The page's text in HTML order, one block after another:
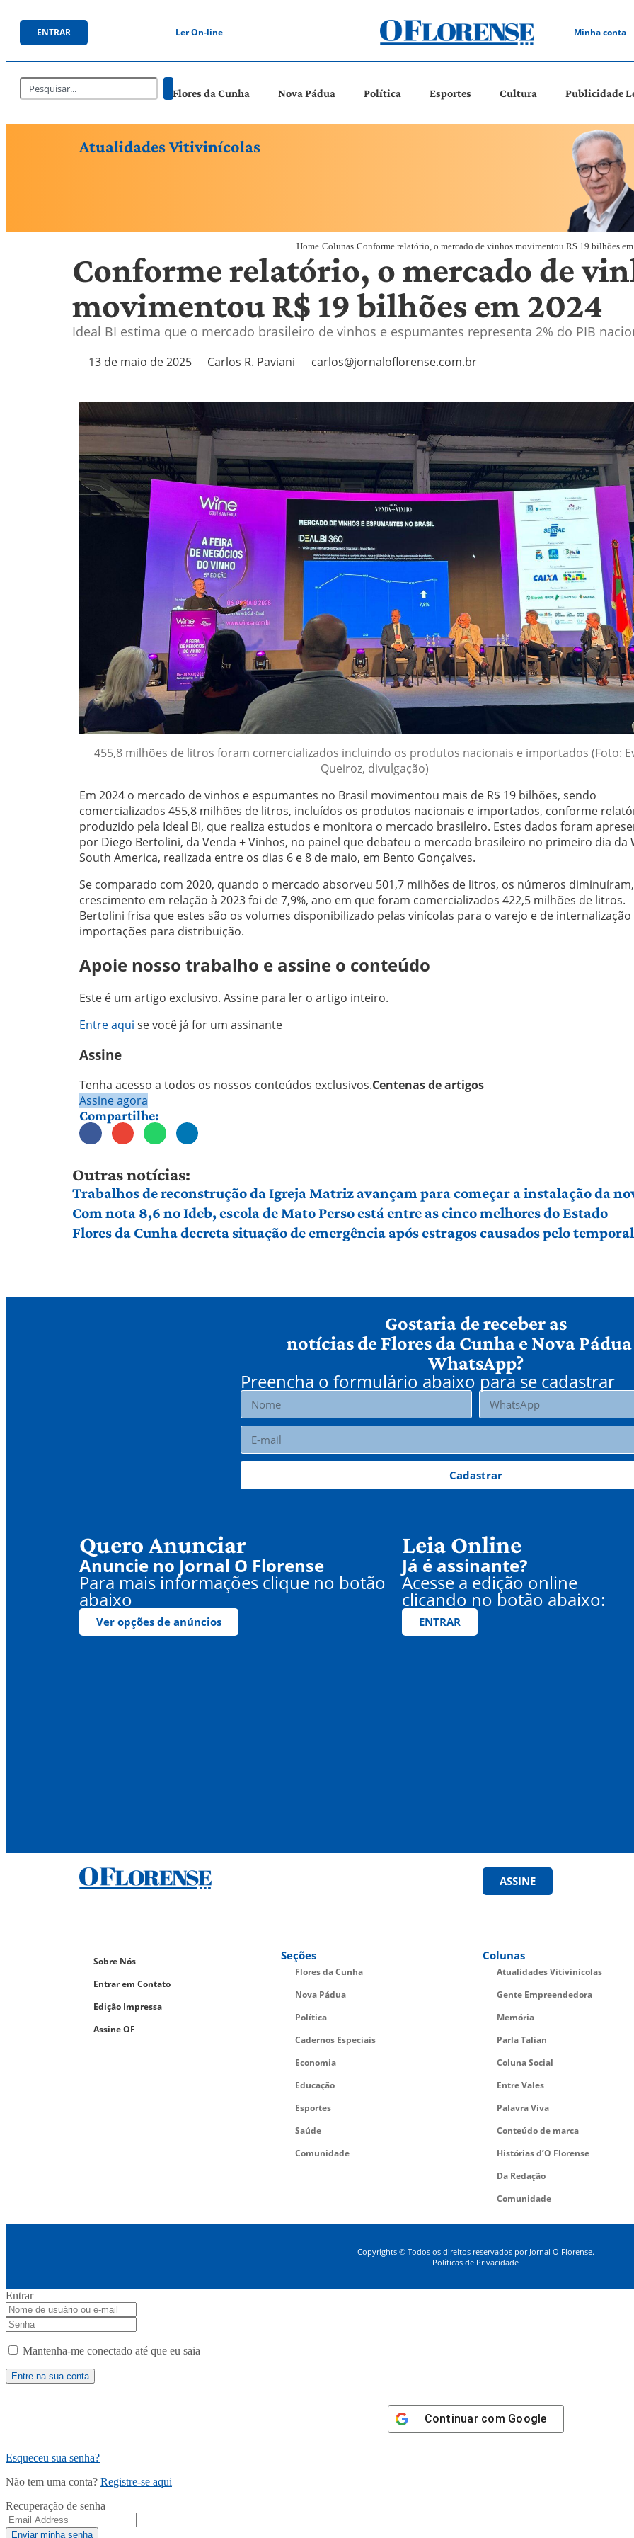
ENTRAR Ler On-line Minha conta
Flores da Cunha Nova Pádua Política Esportes Cultura Publicidade
Atualidades Vitivinícolas
Home Colunas Conforme relatório, o mercado de vinhos movimentou R$ 19 bilhões
Conforme relatório, o mercado de
movimentou R$ 19 bilhões em 2024
Ideal BI estima que o mercado brasileiro de vinhos e espumantes representa 2% do PIB
13 de maio de 2025 Carlos R. Paviani carlos@jornaloflorense.com.br
455,8 milhões de litros foram comercializados incluindo os produtos nacionais e importados (Foto:
Queiroz, divulgação)
Em 2024 o mercado de vinhos e espumantes no Brasil movimentou mais de R$ 19 bilhões, sendo
comercializados 455,8 milhões de litros, incluídos os produtos nacionais e importados, conforme
produzido pela Ideal BI, que realiza estudos e monitora o mercado brasileiro. Estes dados foram
por Diego Bertolini, da Venda + Vinhos, no painel que debateu o mercado brasileiro no primeiro dia da
South America, realizada entre os dias 6 e 8 de maio, em Bento Gonçalves.
Se comparado com 2020, quando o mercado absorveu 501,7 milhões de litros, os números
crescimento em relação à 2023 foi de 7,9%, ano em que foram comercializados 422,5 milhões de litros.
Bertolini frisa que estes são os volumes disponibilizado pelas vinícolas para o varejo e de internalização
importações para distribuição.
Apoie nosso trabalho e assine o conteúdo
Este é um artigo exclusivo. Assine para ler o artigo inteiro.
Entre aqui se você já for um assinante
Assine
Tenha acesso a todos os nossos conteúdos exclusivos.Centenas de artigos
Assine agora
Compartilhe:
Outras notícias:
Trabalhos de reconstrução da Igreja Matriz avançam para começar a instalação da
Com nota 8,6 no Ideb, escola de Mato Perso está entre as cinco melhores do Estado
Flores da Cunha decreta situação de emergência após estragos causados pelo
Gostaria de receber as
notícias de Flores da Cunha e Nova
WhatsApp?
Preencha o formulário abaixo para se cadastrar
Cadastrar
Quero Anunciar
Anuncie no Jornal O Florense
Para mais informações clique no botão
abaixo
Ver opções de anúncios
Leia Online
Já é assinante?
Acesse a edição online
clicando no botão abaixo:
ENTRAR
ASSINE
Sobre Nós
Entrar em Contato
Edição Impressa
Assine OF
Seções
Flores da Cunha
Nova Pádua
Política
Cadernos Especiais
Economia
Educação
Esportes
Saúde
Comunidade
Colunas
Atualidades Vitivinícolas
Gente Empreendedora
Memória
Parla Talian
Coluna Social
Entre Vales
Palavra Viva
Conteúdo de marca
Histórias d’O Florense
Da Redação
Comunidade
Copyrights © Todos os direitos reservados por Jornal O Florense.
Políticas de Privacidade
Entrar
Mantenha-me conectado até que eu saia
Continuar com Google
Esqueceu sua senha?
Não tem uma conta? Registre-se aqui
Recuperação de senha